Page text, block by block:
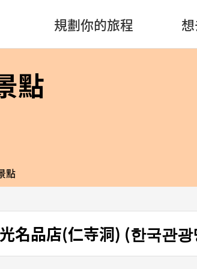
規劃你的旅程
點
點
名品店(仁寺洞) (한국관